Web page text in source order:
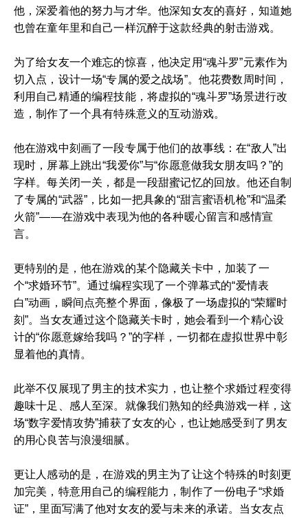
他，深爱着他的努力与才华。他深知女友的喜好，知道她
也曾在童年里和自己一样沉醉于这款经典的射击游戏。
为了给女友一个难忘的惊喜，他决定用“魂斗罗”元素作为
切入点，设计一场“专属的爱之战场”。他花费数周时间，
利用自己精通的编程技能，将虚拟的“魂斗罗”场景进行改
造，制作了一个具有特殊意义的互动游戏。
他在游戏中刻画了一段专属于他们的故事线：在“敌人”出
现时，屏幕上跳出“我爱你”与“你愿意做我女朋友吗？”的
字样。每关闭一关，都是一段甜蜜记忆的回放。他还自制
了专属的“武器”，比如一把具象的“甜言蜜语机枪”和“温柔
火箭”——在游戏中表现为他的各种暖心留言和感情宣
言。
更特别的是，他在游戏的某个隐藏关卡中，加装了一
个“求婚环节”。通过编程实现了一个弹幕式的“爱情表
白”动画，瞬间点亮整个界面，像极了一场虚拟的“荣耀时
刻”。当女友通过这个隐藏关卡时，她会看到一个精心设
计的“你愿意嫁给我吗？”的字样，一切都在虚拟世界中彰
显着他的真情。
此举不仅展现了男主的技术实力，也让整个求婚过程变得
趣味十足、感人至深。就像我们熟知的经典游戏一样，这
场“数字爱情攻势”捕获了女友的心，也让她感受到了男友
的用心良苦与浪漫细腻。
更让人感动的是，在游戏的男主为了让这个特殊的时刻更
加完美，特意用自己的编程能力，制作了一份电子“求婚
证”，里面写满了他对女友的爱与未来的承诺。当女友点